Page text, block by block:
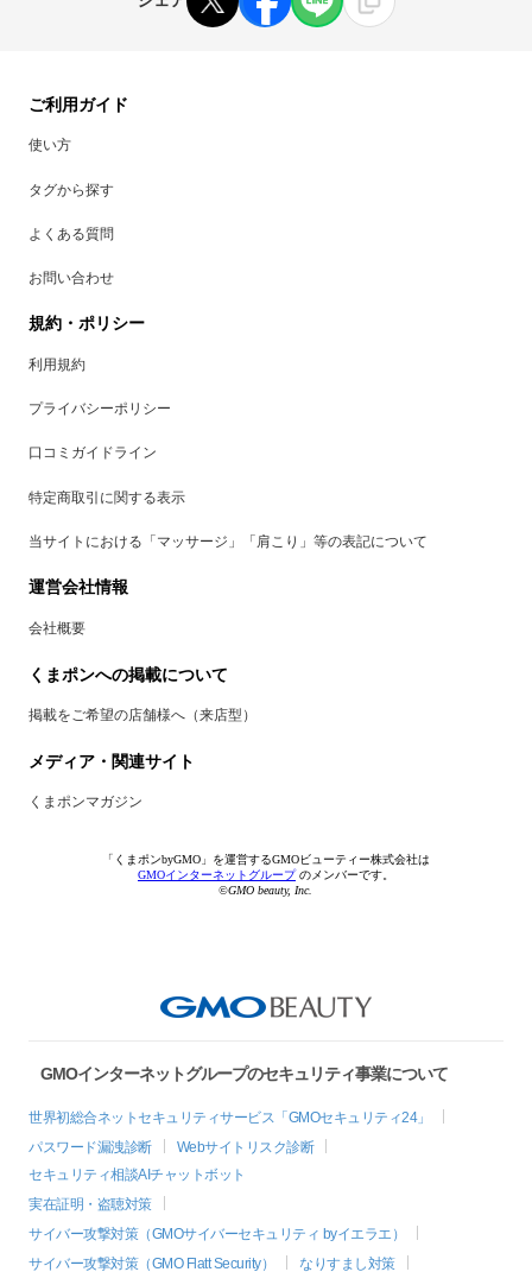
ご利用ガイド
使い方
タグから探す
よくある質問
お問い合わせ
規約・ポリシー
利用規約
プライバシーポリシー
口コミガイドライン
特定商取引に関する表示
当サイトにおける「マッサージ」「肩こり」等の表記について
運営会社情報
会社概要
くまポンへの掲載について
掲載をご希望の店舗様へ（来店型）
メディア・関連サイト
くまポンマガジン
「くまポンbyGMO」を運営するGMOビューティー株式会社は
GMOインターネットグループのメンバーです。
©GMO beauty, Inc.
GMOインターネットグループのセキュリティ事業について
世界初総合ネットセキュリティサービス「GMOセキュリティ24」
パスワード漏洩診断
Webサイトリスク診断
セキュリティ相談AIチャットボット
実在証明・盗聴対策
サイバー攻撃対策（GMOサイバーセキュリティ byイエラエ）
サイバー攻撃対策（GMO Flatt Security）
なりすまし対策